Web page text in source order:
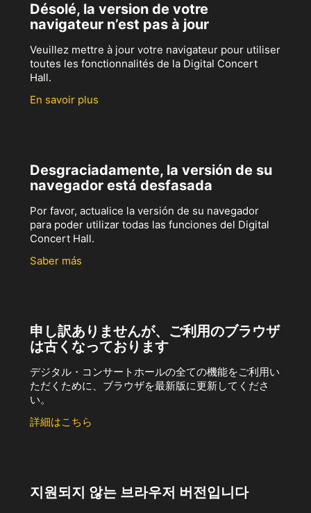
Désolé, la version de votre
navigateur n’est pas à jour
Veuillez mettre à jour votre navigateur pour utiliser
toutes les fonctionnalités de la Digital Concert
Hall.
En savoir plus
Desgraciadamente, la versión de su
navegador está desfasada
Por favor, actualice la versión de su navegador
para poder utilizar todas las funciones del Digital
Concert Hall.
Saber más
申し訳ありませんが、ご利用のブラウザ
は古くなっております
デジタル・コンサートホールの全ての機能をご利用い
ただくために、ブラウザを最新版に更新してくださ
い。
詳細はこちら
지원되지 않는 브라우저 버전입니다